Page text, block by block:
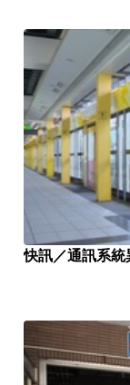
快訊／通訊系